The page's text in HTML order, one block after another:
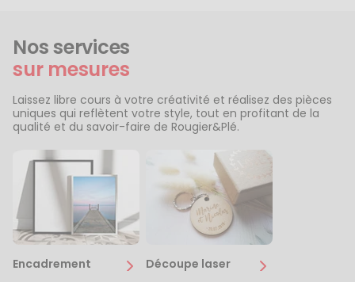
Nos services
sur mesures
Laissez libre cours à votre créativité et réalisez des pièces
uniques qui reflètent votre style, tout en profitant de la
qualité et du savoir-faire de Rougier&Plé.
Encadrement Découpe laser